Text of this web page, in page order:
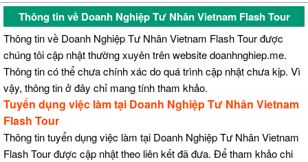
Thông tin về Doanh Nghiệp Tư Nhân Vietnam Flash Tour
Thông tin về Doanh Nghiệp Tư Nhân Vietnam Flash Tour được
chúng tôi cập nhật thường xuyên trên website doanhnghiep.me.
Thông tin có thể chưa chính xác do quá trình cập nhật chưa kịp. Vì
vậy, thông tin ở đây chỉ mang tính tham khảo.
Tuyển dụng việc làm tại Doanh Nghiệp Tư Nhân Vietnam
Flash Tour
Thông tin tuyển dụng việc làm tại Doanh Nghiệp Tư Nhân Vietnam
Flash Tour được cập nhật theo liên kết đã đưa. Để tham khảo chi